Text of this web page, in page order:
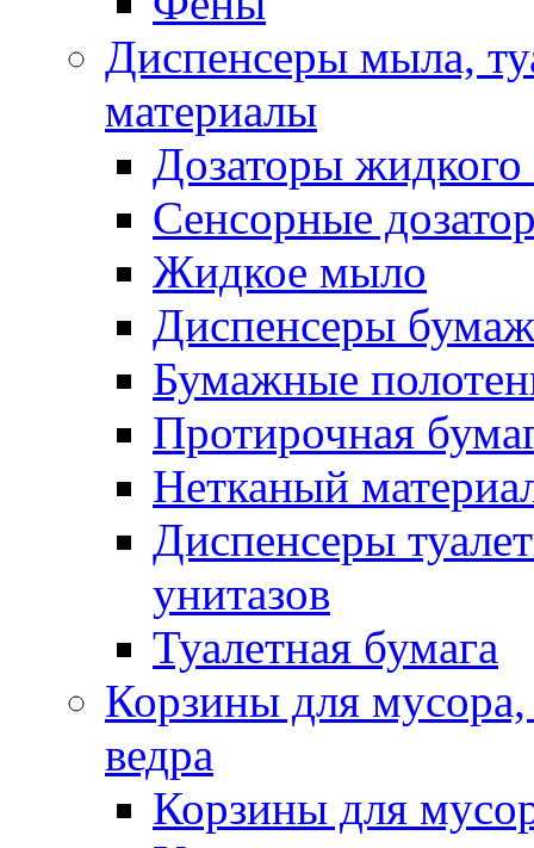
Диспенсеры мыла,
материалы
Дозаторы
Сенсорные
Жидкое мыло
Диспенсеры
Бумажные
Протирочная
Нетканый
Диспенсеры
унитазов
Туалетная бумага
Корзины для
ведра
Корзины для